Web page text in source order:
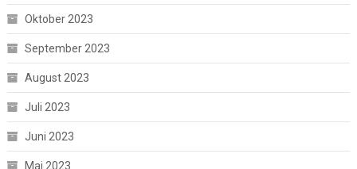
Oktober 2023
September 2023
August 2023
Juli 2023
Juni 2023
Mai 2023